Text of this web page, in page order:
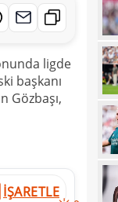
ligde
başkanı
Gözbaşı,
İŞARETLE